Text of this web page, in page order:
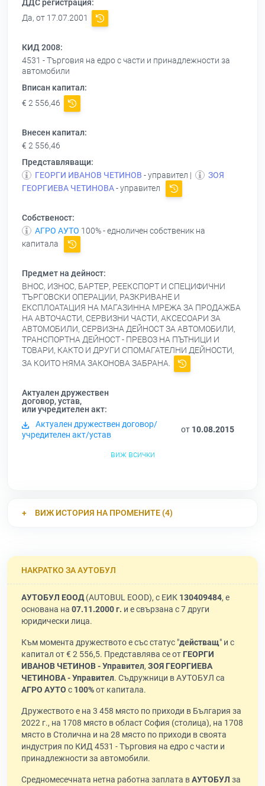
ДДС регистрация:
Да, от 17.07.2001
КИД 2008:
4531 - Търговия на едро с части и принадлежности за
автомобили
Вписан капитал:
€ 2 556,46
Внесен капитал:
€ 2 556,46
Представляващи:
ГЕОРГИ ИВАНОВ ЧЕТИНОВ - управител |
ЗОЯ
ГЕОРГИЕВА ЧЕТИНОВА- управител
Собственост:
АГРО АУТО 100% - едноличен собственик на
капитала
Предмет на дейност:
ВНОС, ИЗНОС, БАРТЕР, РЕЕКСПОРТ И СПЕЦИФИЧНИ
ТЪРГОВСКИ ОПЕРАЦИИ, РАЗКРИВАНЕ И
ЕКСПЛОАТАЦИЯ НА МАГАЗИННА МРЕЖА ЗА ПРОДАЖБА
НА АВТОЧАСТИ, СЕРВИЗНИ ЧАСТИ, АКСЕСОАРИ ЗА
АВТОМОБИЛИ, СЕРВИЗНА ДЕЙНОСТ ЗА АВТОМОБИЛИ,
ТРАНСПОРТНА ДЕЙНОСТ - ПРЕВОЗ НА ПЪТНИЦИ И
ТОВАРИ, КАКТО И ДРУГИ СПОМАГАТЕЛНИ ДЕЙНОСТИ,
ЗА КОИТО НЯМА ЗАКОНОВА ЗАБРАНА.
Актуален дружествен
договор, устав,
или учредителен акт:
Актуален дружествен договор/
учредителен акт/устав
от 10.08.2015
виж всички
ВИЖ ИСТОРИЯ НА ПРОМЕНИТЕ (4)
НАКРАТКО ЗА АУТОБУЛ
АУТОБУЛ ЕООД(AUTOBUL EOOD), с ЕИК 130409484, е
основана на 07.11.2000 г. и е свързана с 7 други
юридически лица.
Към момента дружеството е със статус "действащ" и с
капитал от € 2 556,5. Представлява се от ГЕОРГИ
ИВАНОВ ЧЕТИНОВ - Управител, ЗОЯ ГЕОРГИЕВА
ЧЕТИНОВА - Управител. Съдружници в АУТОБУЛ са
АГРО АУТО с 100%от капитала.
Дружеството е на 3 458 място по приходи в България за
2022 г., на 1708 място в област София (столица), на 1708
място в Столична и на 28 място по приходи в своята
индустрия по КИД 4531 - Търговия на едро с части и
принадлежности за автомобили.
Средномесечната нетна работна заплата вАУТОБУЛ за